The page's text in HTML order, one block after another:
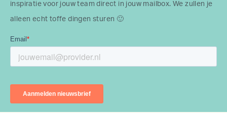
inspiratie voor jouw team direct in jouw mailbox. We zullen je
alleen echt toffe dingen sturen 🙂